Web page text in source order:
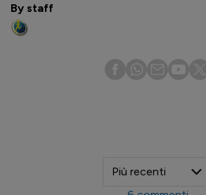
By staff